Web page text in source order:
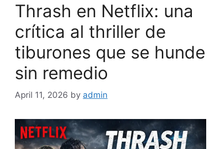
Thrash en Netflix: una
crítica al thriller de
tiburones que se hunde
sin remedio
April 11, 2026 by admin